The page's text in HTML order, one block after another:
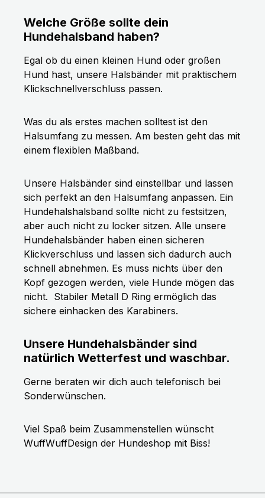
Welche Größe sollte dein
Hundehalsband haben?
Egal ob du einen kleinen Hund oder großen
Hund hast, unsere Halsbänder mit praktischem
Klickschnellverschluss passen.
Was du als erstes machen solltest ist den
Halsumfang zu messen. Am besten geht das mit
einem flexiblen Maßband.
Unsere Halsbänder sind einstellbar und lassen
sich perfekt an den Halsumfang anpassen. Ein
Hundehalshalsband sollte nicht zu festsitzen,
aber auch nicht zu locker sitzen. Alle unsere
Hundehalsbänder haben einen sicheren
Klickverschluss und lassen sich dadurch auch
schnell abnehmen. Es muss nichts über den
Kopf gezogen werden, viele Hunde mögen das
nicht. Stabiler Metall D Ring ermöglich das
sichere einhacken des Karabiners.
Unsere Hundehalsbänder sind
natürlich Wetterfest und waschbar.
Gerne beraten wir dich auch telefonisch bei
Sonderwünschen.
Viel Spaß beim Zusammenstellen wünscht
WuffWuffDesign der Hundeshop mit Biss!